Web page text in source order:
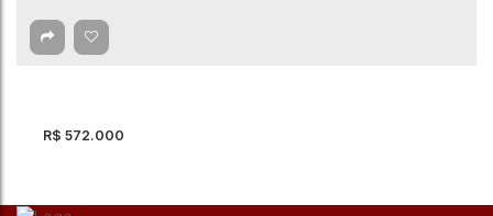
R$ 572.000